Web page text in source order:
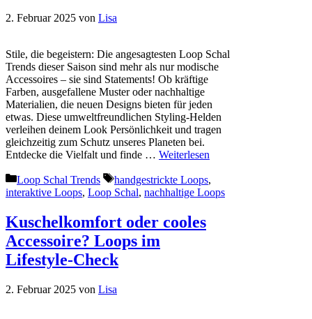
2. Februar 2025 von Lisa
Stile, die begeistern: Die angesagtesten Loop Schal
Trends dieser Saison sind mehr als nur modische
Accessoires – sie sind Statements! Ob kräftige
Farben, ausgefallene Muster oder nachhaltige
Materialien, die neuen Designs bieten für jeden
etwas. Diese umweltfreundlichen Styling-Helden
verleihen deinem Look Persönlichkeit und tragen
gleichzeitig zum Schutz unseres Planeten bei.
Entdecke die Vielfalt und finde … Weiterlesen
Kategorien
Loop Schal Trends Schlagwörter
handgestrickte Loops,
interaktive Loops, Loop Schal, nachhaltige Loops
Kuschelkomfort oder cooles
Accessoire? Loops im
Lifestyle-Check
2. Februar 2025 von Lisa